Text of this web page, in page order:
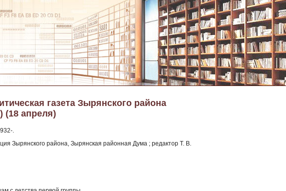
газета Зырянского района
(18 апреля)
.
Зырянского района, Зырянская районная Дума ; редактор Т. В.